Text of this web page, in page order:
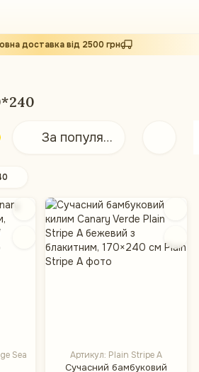
доставка від 2500 грн
За популярністю
Sea
Артикул: Plain Stripe A
Сучасний бамбуковий